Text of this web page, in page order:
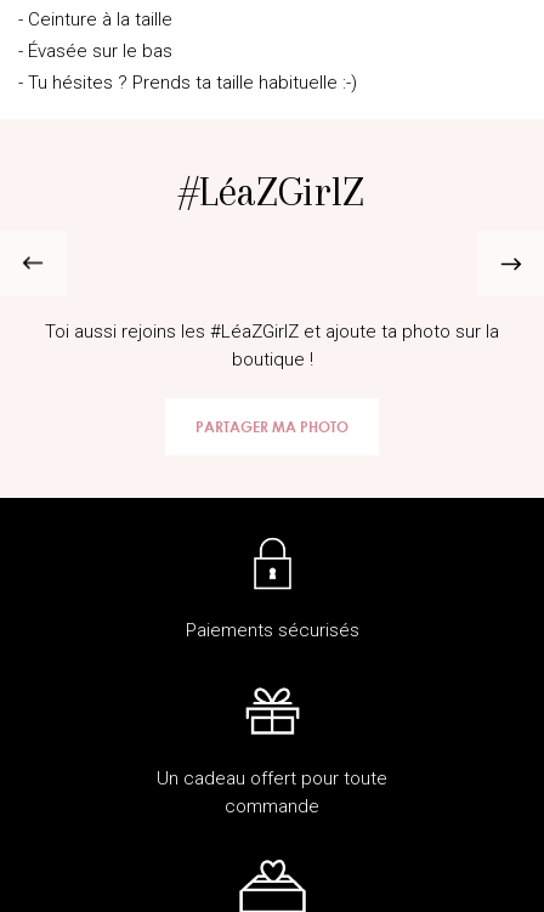
- Ceinture à la taille
- Évasée sur le bas
- Tu hésites ? Prends ta taille habituelle :-)
#LéaZGirlZ
Toi aussi rejoins les #LéaZGirlZ et ajoute ta photo sur la
boutique !
PARTAGER MA PHOTO
Paiements sécurisés
Un cadeau offert pour toute
commande